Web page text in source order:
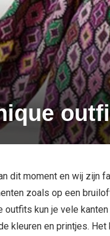
dit moment en wij zijn
zoals op een
kun je vele
kleuren en printjes.